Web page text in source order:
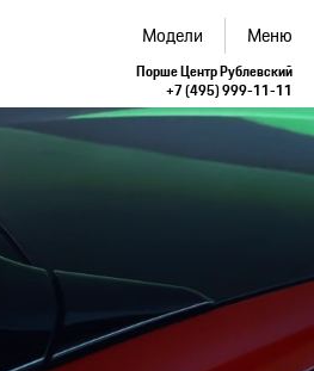
Модели Меню
Порше Центр Рублевский
+7 (495) 999-11-11